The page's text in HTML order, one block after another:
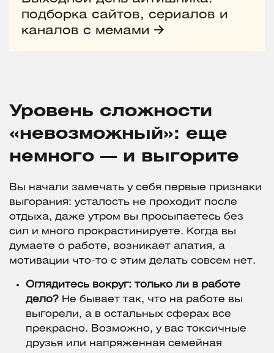
подборка сайтов, сериалов и
каналов с мемами
Уровень сложности
«невозможный»: еще
немного — и выгорите
Вы начали замечать у себя первые признаки
выгорания: усталость не проходит после
отдыха, даже утром вы просыпаетесь без
сил и много прокрастинируете. Когда вы
думаете о работе, возникает апатия, а
мотивации что-то с этим делать совсем нет.
Оглядитесь вокруг: только ли в работе
дело? Не бывает так, что на работе вы
выгорели, а в остальных сферах все
прекрасно. Возможно, у вас токсичные
друзья или напряженная семейная